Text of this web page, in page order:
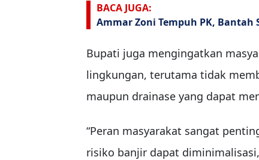
BACA JUGA:
Ammar Zoni Tempuh PK,
Bupati juga mengingatkan
lingkungan, terutama tidak
maupun drainase yang dapat
“Peran masyarakat sangat
risiko banjir dapat